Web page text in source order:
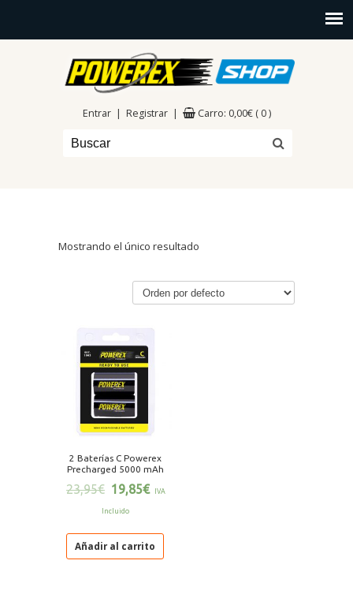
Entrar | Registrar | Carro: 0,00€ ( 0 )
Mostrando el único resultado
2 Baterías C Powerex
Precharged 5000 mAh
23,95€ 19,85€ IVA
Incluido
Añadir al carrito